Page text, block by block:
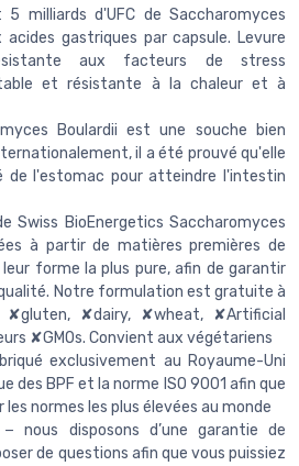
5 milliards d'UFC de Saccharomyces
gastriques par capsule. Levure
aux facteurs de stress
et résistante à la chaleur et à
Boulardii est une souche bien
il a été prouvé qu'elle
de l'estomac pour atteindre l'intestin
Swiss BioEnergetics Saccharomyces
à partir de matières premières de
forme la plus pure, afin de garantir
Notre formulation est gratuite à
✘dairy, ✘wheat, ✘Artificial
✘GMOs. Convient aux végétariens
exclusivement au Royaume-Uni
des BPF et la norme ISO 9001 afin que
normes les plus élevées au monde
− nous disposons d’une garantie de
de questions afin que vous puissiez